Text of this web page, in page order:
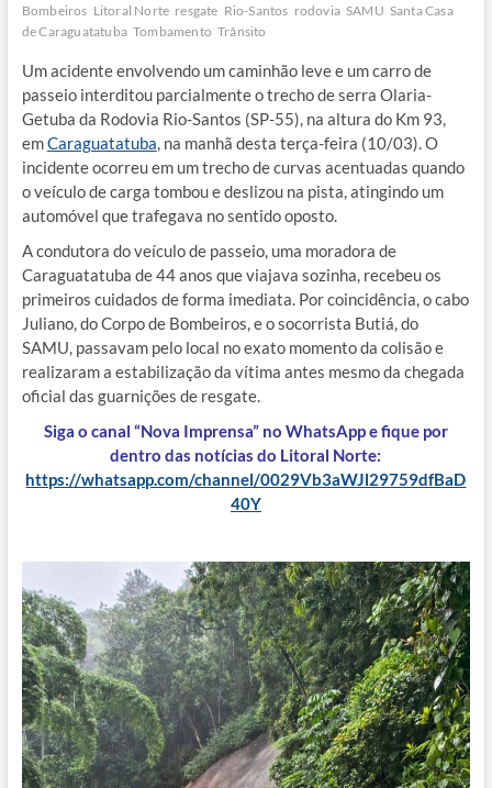
Bombeiros Litoral Norte resgate Rio-Santos rodovia SAMU Santa Casa
de Caraguatatuba Tombamento Trânsito
Um acidente envolvendo um caminhão leve e um carro de
passeio interditou parcialmente o trecho de serra Olaria-
Getuba da Rodovia Rio-Santos (SP-55), na altura do Km 93,
emCaraguatatuba, na manhã desta terça-feira (10/03). O
incidente ocorreu em um trecho de curvas acentuadas quando
o veículo de carga tombou e deslizou na pista, atingindo um
automóvel que trafegava no sentido oposto.
A condutora do veículo de passeio, uma moradora de
Caraguatatuba de 44 anos que viajava sozinha, recebeu os
primeiros cuidados de forma imediata. Por coincidência, o cabo
Juliano, do Corpo de Bombeiros, e o socorrista Butiá, do
SAMU, passavam pelo local no exato momento da colisão e
realizaram a estabilização da vítima antes mesmo da chegada
oficial das guarnições de resgate.
Siga o canal “Nova Imprensa” no WhatsApp e fique por
dentro das notícias do Litoral Norte:
https://whatsapp.com/channel/0029Vb3aWJl29759dfBaD
40Y